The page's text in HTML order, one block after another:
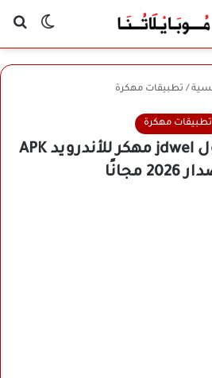
الوضع
/ تطبيقات مهكرة
تطبيقات مهكرة
تحميل تطبيق جدول jdwel مهكر للأندرويد APK
مجانًا